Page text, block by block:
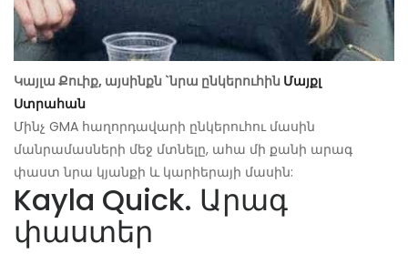
Կայլա Քուիք, այսինքն `նրա ընկերուհին Մայքլ
Ստրահան
Մինչ GMA հաղորդավարի ընկերուհու մասին
մանրամասների մեջ մտնելը, ահա մի քանի արագ
փաստ նրա կյանքի և կարիերայի մասին:
Kayla Quick. Արագ
փաստեր